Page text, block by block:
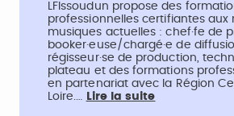
LFIssoudun propose des
professionnelles certifiantes aux
musiques actuelles : chef·fe de
booker·euse/chargé·e de
régisseur·se de production,
plateau et des formations
en partenariat avec la Région
Loire.… Lire la suite